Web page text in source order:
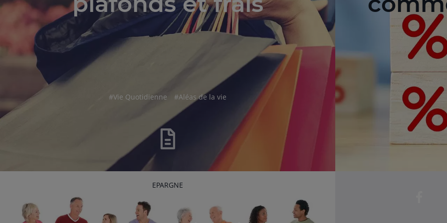
hashtag
#Vie Quotidienne hashtag
#Aléas de la vie
RUBRIQUE
EPARGNE